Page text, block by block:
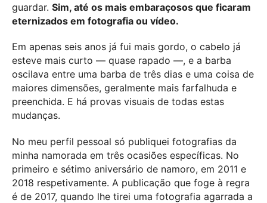
guardar. Sim, até os mais embaraçosos que ficaram
eternizados em fotografia ou vídeo.
Em apenas seis anos já fui mais gordo, o cabelo já
esteve mais curto — quase rapado —, e a barba
oscilava entre uma barba de três dias e uma coisa de
maiores dimensões, geralmente mais farfalhuda e
preenchida. E há provas visuais de todas estas
mudanças.
No meu perfil pessoal só publiquei fotografias da
minha namorada em três ocasiões específicas. No
primeiro e sétimo aniversário de namoro, em 2011 e
2018 respetivamente. A publicação que foge à regra
é de 2017, quando lhe tirei uma fotografia agarrada a